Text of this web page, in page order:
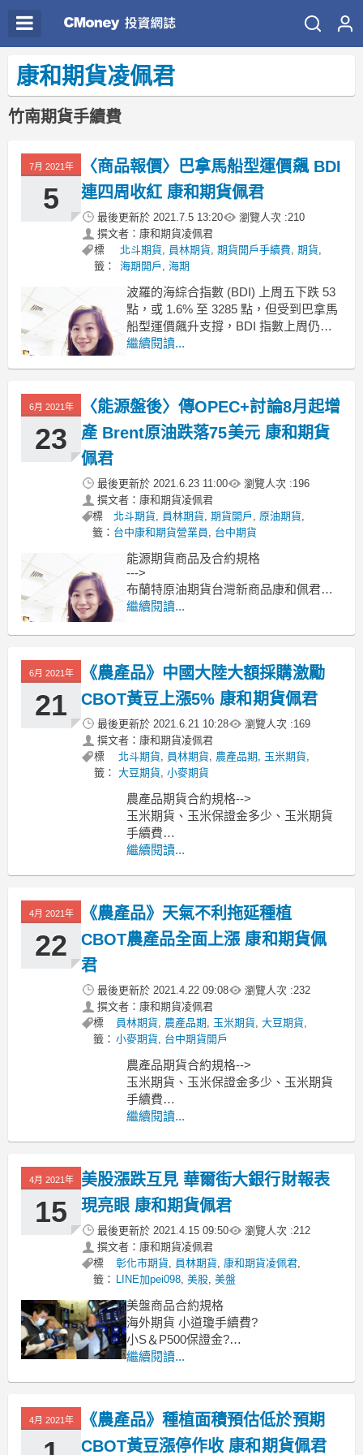
康和期貨凌佩君
竹南期貨手續費
7月 2021年
5
〈商品報價〉巴拿馬船型運價飆 BDI
連四周收紅 康和期貨佩君
最後更新於 2021.7.5 13:20 瀏覽人次 :210
撰文者：康和期貨凌佩君
標
籤：
北斗期貨, 員林期貨, 期貨開戶手續費, 期貨,
海期開戶 , 海期
波羅的海綜合指數 (BDI) 上周五下跌 53
點，或 1.6% 至 3285 點，但受到巴拿馬
船型運價飆升支撐，BDI 指數上周仍漲
0.9%，連四周收紅。
2010 年 5 月以來新高；單周上漲
繼續閱讀...
6月 2021年
23
〈能源盤後〉傳OPEC+討論8月起增
產 Brent原油跌落75美元 康和期貨
佩君
最後更新於 2021.6.23 11:00 瀏覽人次 :196
撰文者：康和期貨凌佩君
標
籤：
北斗期貨, 員林期貨, 期貨開戶 , 原油期貨,
台中康和期貨營業員, 台中期貨
能源期貨商品及合約規格
--->
布蘭特原油期貨台灣新商品康和佩君介
紹
原油期貨、輕原油CL、小輕原油QM保
交易時間??
繼續閱讀...
6月 2021年
21
《農產品》中國大陸大額採購激勵
CBOT黃豆上漲5% 康和期貨佩君
最後更新於 2021.6.21 10:28 瀏覽人次 :169
撰文者：康和期貨凌佩君
標
籤：
北斗期貨, 員林期貨, 農產品期, 玉米期貨,
大豆期貨,小麥期貨
農產品期貨合約規格-->
玉米期貨、玉米保證金多少、玉米期貨
手續費
小麥期貨、小麥保證金多少、小麥期貨
----------------------------------------------
MoneyDJ新聞
繼續閱讀...
4月 2021年
22
《農產品》天氣不利拖延種植
CBOT農產品全面上漲 康和期貨佩
君
最後更新於 2021.4.22 09:08 瀏覽人次 :232
撰文者：康和期貨凌佩君
標
籤：
員林期貨, 農產品期, 玉米期貨,大豆期貨,
小麥期貨, 台中期貨開戶
農產品期貨合約規格-->
玉米期貨、玉米保證金多少、玉米期貨
手續費
小麥期貨、小麥保證金多少、小麥期貨
手續費
----------------------------------------------
MoneyDJ新聞
繼續閱讀...
4月 2021年
15
美股漲跌互見 華爾街大銀行財報表
現亮眼 康和期貨佩君
最後更新於 2021.4.15 09:50 瀏覽人次 :212
撰文者：康和期貨凌佩君
標
籤：
彰化市期貨, 員林期貨, 康和期貨凌佩君,
LINE加pei098,美股,美盤
美盤商品合約規格
海外期貨 小道瓊手續費?
小S＆P500保證金?
海外期貨 小那斯達克指數期貨?
繼續閱讀...
4月 2021年
《農產品》種植面積預估低於預期
CBOT黃豆漲停作收 康和期貨佩君